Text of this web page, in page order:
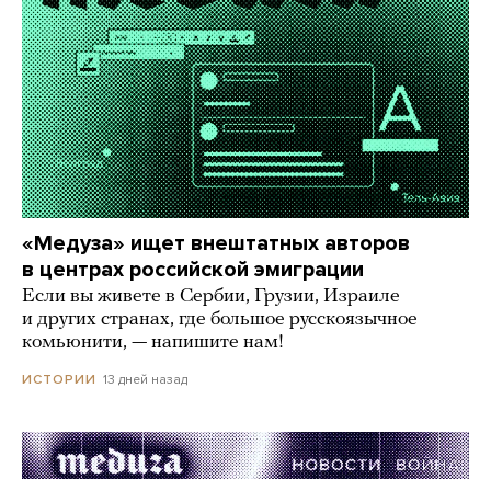
«Медуза» ищет внештатных авторов
в центрах российской эмиграции
Если вы живете в Сербии, Грузии, Израиле
и других странах, где большое русскоязычное
комьюнити, — напишите нам!
ИСТОРИИ 13 дней назад